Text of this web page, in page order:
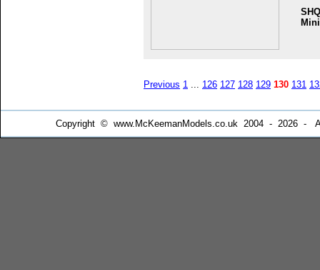
SHQ
Previous 1 ... 126 127 128 129 130 131
Copyright © www.McKeemanModels.co.uk 2004 - 2026 -